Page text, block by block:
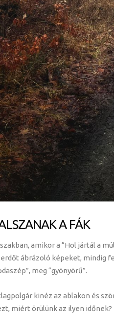
A FÁK
amikor a “Hol jártál a
ábrázoló képeket, mindig
meg “gyönyörű”.
kinéz az ablakon és
miért örülünk az ilyen időnek?